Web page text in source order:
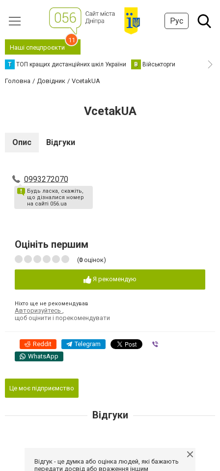
Рус
Наші спецпроєкти
11
Т ТОП кращих дистанційних шкіл України В Військторги
Головна Довідник VcetakUA
VcetakUA
Опис Відгуки
0993272070
Будь ласка, скажіть,
що дізналися номер
на сайті 056.ua
Оцініть першим
(0 оцінок)
Я рекомендую
Ніхто ще не рекомендував
Авторизуйтесь
щоб оцінити і порекомендувати
Reddit Telegram
WhatsApp
Це моє підприємство
Відгуки
Відгук - це думка або оцінка людей, які бажають
передати досвід або враження іншим